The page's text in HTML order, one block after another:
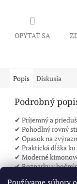
OPÝTAŤ SA
Popis Diskusia
Podrobný
✔ Príjemný a
✔ Pohodlný rovný
✔ Opasok na
✔ Praktická dĺžka
✔ Moderné
✔ Rozparky v